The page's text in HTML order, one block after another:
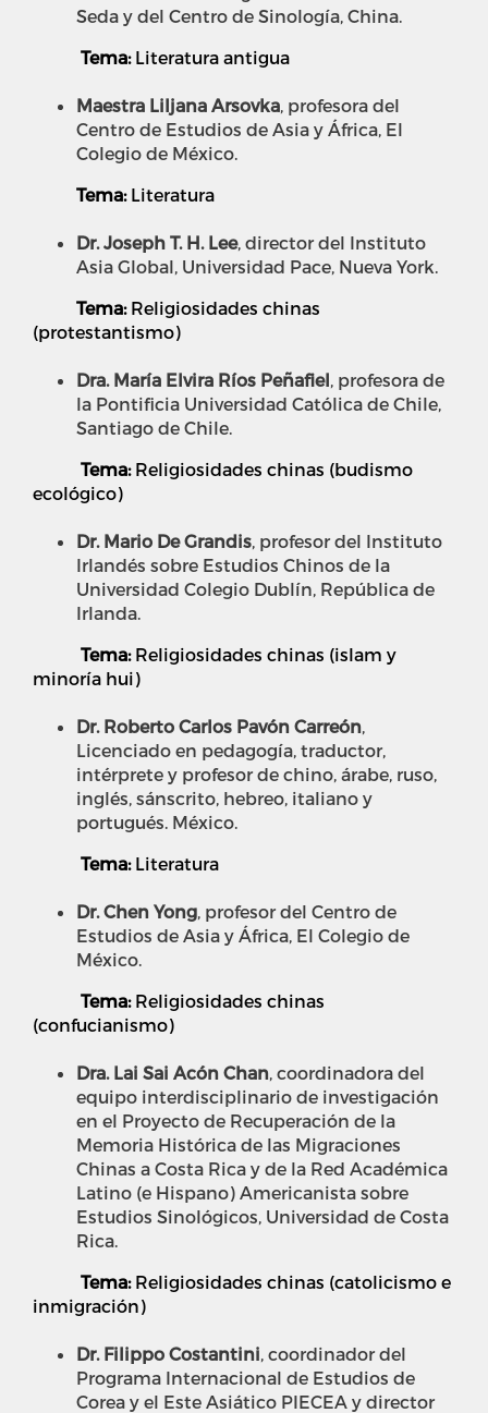
Seda y del Centro de Sinología, China.
Tema: Literatura antigua
Maestra Liljana Arsovka, profesora del
Centro de Estudios de Asia y África, El
Colegio de México.
Tema: Literatura
Dr. Joseph T. H. Lee, director del Instituto
Asia Global, Universidad Pace, Nueva York.
Tema:Religiosidades chinas
(protestantismo)
Dra. María Elvira Ríos Peñafiel, profesora de
la Pontificia Universidad Católica de Chile,
Santiago de Chile.
Tema:Religiosidades chinas (budismo
ecológico)
Dr. Mario De Grandis, profesor del Instituto
Irlandés sobre Estudios Chinos de la
Universidad Colegio Dublín, República de
Irlanda.
Tema:Religiosidades chinas (islam y
minoría hui)
Dr. Roberto Carlos Pavón Carreón,
Licenciado en pedagogía, traductor,
intérprete y profesor de chino, árabe, ruso,
inglés, sánscrito, hebreo, italiano y
portugués. México.
Tema: Literatura
Dr. Chen Yong, profesor del Centro de
Estudios de Asia y África, El Colegio de
México.
Tema:Religiosidades chinas
(confucianismo)
Dra. Lai Sai Acón Chan, coordinadora del
equipo interdisciplinario de investigación
en el Proyecto de Recuperación de la
Memoria Histórica de las Migraciones
Chinas a Costa Rica y de la Red Académica
Latino (e Hispano) Americanista sobre
Estudios Sinológicos, Universidad de Costa
Rica.
Tema:Religiosidades chinas (catolicismo e
inmigración)
Dr. Filippo Costantini, coordinador del
Programa Internacional de Estudios de
Corea y el Este Asiático PIECEA y director